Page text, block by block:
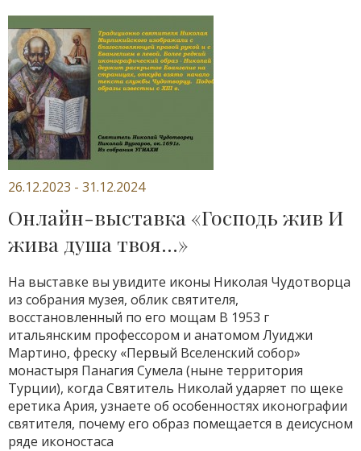
26.12.2023 - 31.12.2024
Онлайн-выставка «Господь жив И
жива душа твоя…»
На выставке вы увидите иконы Николая Чудотворца
из собрания музея, облик святителя,
восстановленный по его мощам В 1953 г
итальянским профессором и анатомом Луиджи
Мартино, фреску «Первый Вселенский собор»
монастыря Панагия Сумела (ныне территория
Турции), когда Святитель Николай ударяет по щеке
еретика Ария, узнаете об особенностях иконографии
святителя, почему его образ помещается в деисусном
ряде иконостаса